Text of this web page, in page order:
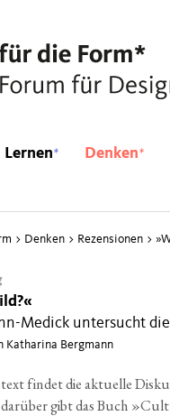
Lernen* Denken*
> Denken > Rezensionen > »
Medick untersucht
Katharina Bergmann
fin­det die aktu­el­le
gibt das Buch